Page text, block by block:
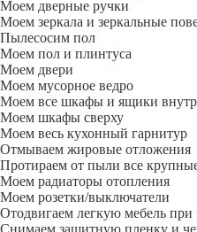
Моем дверные ручки
Моем зеркала и зеркальные
Пылесосим пол
Моем пол и плинтуса
Моем двери
Моем мусорное ведро
Моем все шкафы и ящики
Моем шкафы сверху
Моем весь кухонный гарнитур
Отмываем жировые отложения
Протираем от пыли все
Моем радиаторы отопления
Моем розетки/выключатели
Отодвигаем легкую мебель при
Снимаем защитную пленку и